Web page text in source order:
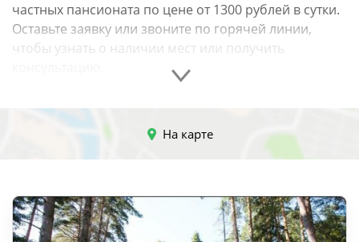
частных пансионата по цене от 1300 рублей в сутки.
Оставьте заявку или звоните по горячей линии,
чтобы узнать о наличии мест или получить
На карте